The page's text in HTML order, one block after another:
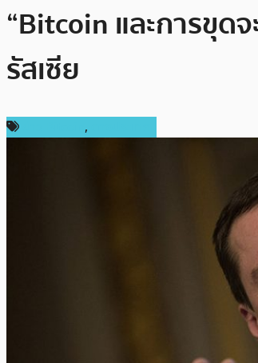
“Bitcoin และการขุด
รัสเซีย
,